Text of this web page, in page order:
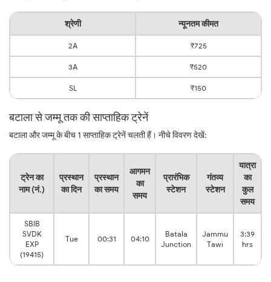
श्रेणी न्यूनतम कीमत
2A ₹725
3A ₹520
SL ₹150
बटाला से जम्मू तक की साप्ताहिक ट्रेनें
बटाला और जम्मू के बीच 1 साप्ताहिक ट्रेनें चलती हैं। नीचे विवरण देखें:
ट्रेन का
नाम (नं.)
प्रस्थान
का दिन
प्रस्थान
का समय
आगमन
का
समय
प्रारंभिक
स्टेशन
गंतव्य
स्टेशन
यात्रा
का
कुल
समय
SBIB
SVDK
EXP
(19415)
Tue 00:31 04:10
Batala
Junction
Jammu
Tawi
3:39
hrs